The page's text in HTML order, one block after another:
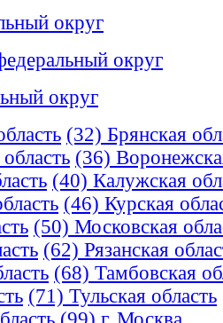
округ
округ
округ
(32) Брянская
(36)
(40) Калужская
(46) Курская
(50) Московская
(62) Рязанская
(68) Тамбовская
(71) Тульская область